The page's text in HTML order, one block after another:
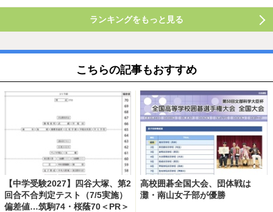
ランキングをもっと見る
こちらの記事もおすすめ
【中学受験2027】四谷大塚、第2
回合不合判定テスト（7/5実施）
偏差値…筑駒74・桜蔭70＜PR＞
高校囲碁全国大会、団体戦は
灘・南山女子部が優勝